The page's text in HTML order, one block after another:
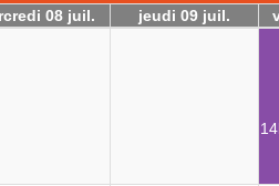
08 juil. jeudi 09 juil.